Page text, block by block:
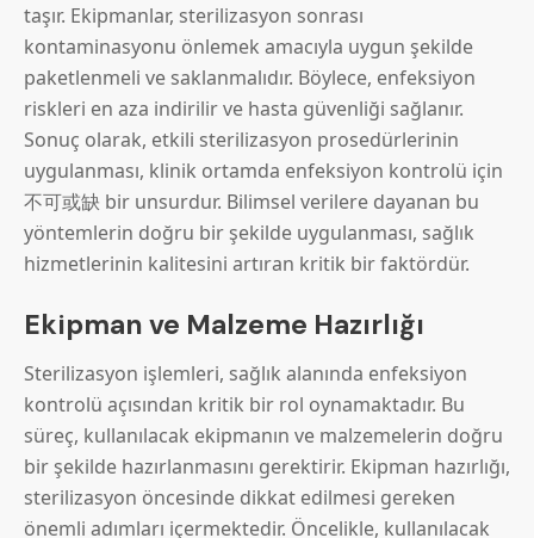
taşır. Ekipmanlar, sterilizasyon sonrası
kontaminasyonu önlemek amacıyla uygun şekilde
paketlenmeli ve saklanmalıdır. Böylece, enfeksiyon
riskleri en aza indirilir ve hasta güvenliği sağlanır.
Sonuç olarak, etkili sterilizasyon prosedürlerinin
uygulanması, klinik ortamda enfeksiyon kontrolü için
不可或缺 bir unsurdur. Bilimsel verilere dayanan bu
yöntemlerin doğru bir şekilde uygulanması, sağlık
hizmetlerinin kalitesini artıran kritik bir faktördür.
Ekipman ve Malzeme Hazırlığı
Sterilizasyon işlemleri, sağlık alanında enfeksiyon
kontrolü açısından kritik bir rol oynamaktadır. Bu
süreç, kullanılacak ekipmanın ve malzemelerin doğru
bir şekilde hazırlanmasını gerektirir. Ekipman hazırlığı,
sterilizasyon öncesinde dikkat edilmesi gereken
önemli adımları içermektedir. Öncelikle, kullanılacak